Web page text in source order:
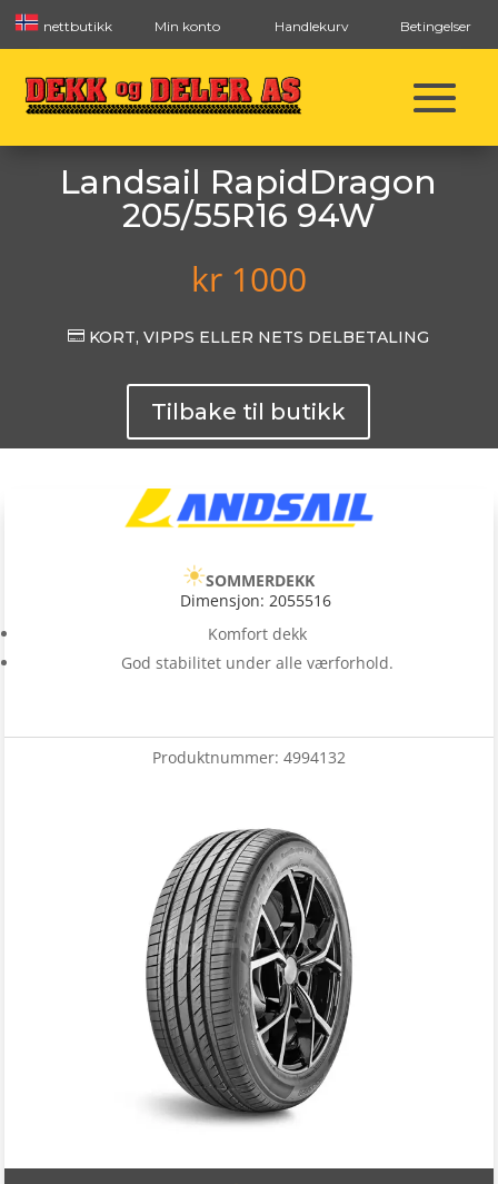
nettbutikk Min konto Handlekurv Betingelser
Landsail RapidDragon
205/55R16 94W
kr1000
 KORT, VIPPS ELLER NETS DELBETALING
Tilbake til butikk
SOMMERDEKK
Dimensjon: 2055516
Komfort dekk
God stabilitet under alle værforhold.
Produktnummer: 4994132